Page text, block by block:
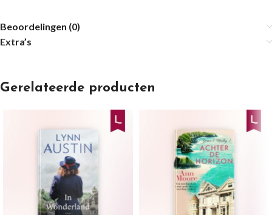
Beoordelingen (0)
Extra’s
Gerelateerde producten